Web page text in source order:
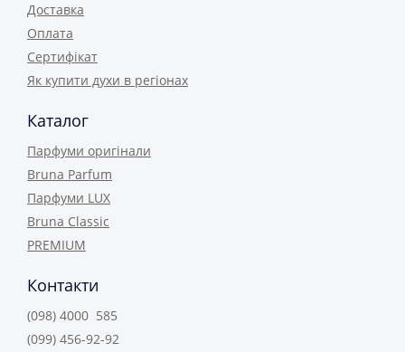
Доставка
Оплата
Сертифікат
Як купити духи в регіонах
Каталог
Парфуми оригінали
Bruna Parfum
Парфуми LUX
Bruna Classic
PREMIUM
Контакти
(098) 4000 585
(099) 456-92-92